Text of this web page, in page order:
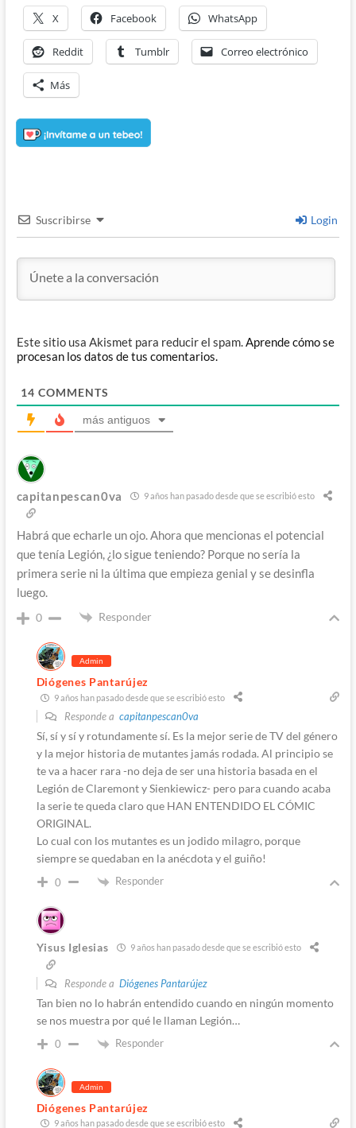
X Facebook WhatsApp
Reddit Tumblr Correo electrónico
Más
Suscribirse Login
Este sitio usa Akismet para reducir el spam.Aprende cómo se
procesan los datos de tus comentarios.
14 COMMENTS
más antiguos
capitanpescan0va 9 años han pasado desde que se escribió esto
Habrá que echarle un ojo. Ahora que mencionas el potencial
que tenía Legión, ¿lo sigue teniendo? Porque no sería la
primera serie ni la última que empieza genial y se desinfla
luego.
0 Responder
Admin
Diógenes Pantarújez
9 años han pasado desde que se escribió esto
Responde a capitanpescan0va
Sí, sí y sí y rotundamente sí. Es la mejor serie de TV del género
y la mejor historia de mutantes jamás rodada. Al principio se
te va a hacer rara -no deja de ser una historia basada en el
Legión de Claremont y Sienkiewicz- pero para cuando acaba
la serie te queda claro que HAN ENTENDIDO EL CÓMIC
ORIGINAL.
Lo cual con los mutantes es un jodido milagro, porque
siempre se quedaban en la anécdota y el guiño!
0 Responder
Yisus Iglesias 9 años han pasado desde que se escribió esto
Responde a Diógenes Pantarújez
Tan bien no lo habrán entendido cuando en ningún momento
se nos muestra por qué le llaman Legión…
0 Responder
Admin
Diógenes Pantarújez
9 años han pasado desde que se escribió esto